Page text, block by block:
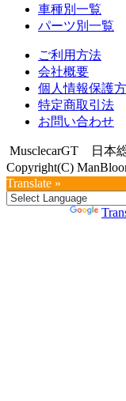
車種別一覧
パーツ別一覧
ご利用方法
会社概要
個人情報保護
特定商取引法
お問い合わせ
MusclecarGT 日本
Copyright(C)
Translate »